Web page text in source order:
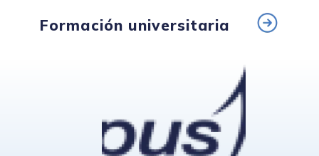
Formación universitaria